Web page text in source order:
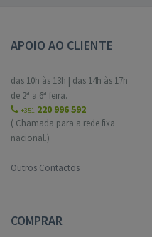
APOIO AO CLIENTE
das 10h às 13h | das 14h às 17h
de 2ª a 6ª feira.
+351 220 996 592
( Chamada para a rede fixa
nacional.)
Outros Contactos
COMPRAR